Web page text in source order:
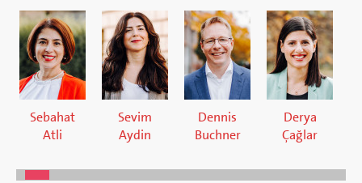
Sebahat
Atli
Sevim
Aydin
Dennis
Buchner
Derya
Çağlar